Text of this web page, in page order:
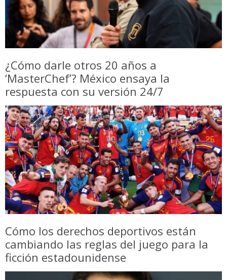
¿Cómo darle otros 20 años a
‘MasterChef’? México ensaya la
respuesta con su versión 24/7
Cómo los derechos deportivos están
cambiando las reglas del juego para la
ficción estadounidense